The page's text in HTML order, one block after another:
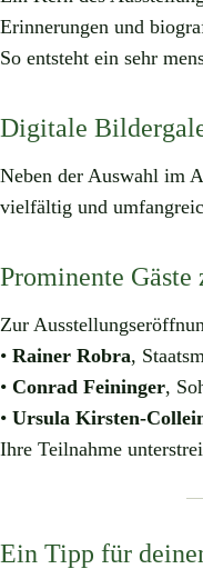
Erinnerungen und
So entsteht ein sehr
Digitale
Neben der Auswahl im
vielfältig und
Prominente
Zur
• Rainer Robra,
• Conrad Feininger,
• Ursula Kirsten-
Ihre Teilnahme
Ein Tipp für